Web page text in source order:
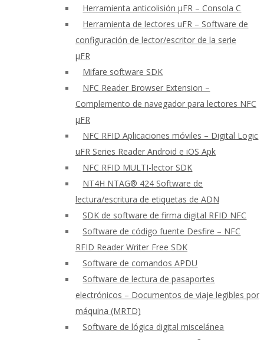
Herramienta anticolisión μFR – Consola C
Herramienta de lectores uFR – Software de
configuración de lector/escritor de la serie
μFR
Mifare software SDK
NFC Reader Browser Extension –
Complemento de navegador para lectores NFC
μFR
NFC RFID Aplicaciones móviles – Digital Logic
uFR Series Reader Android e iOS Apk
NFC RFID MULTI-lector SDK
NT4H NTAG® 424 Software de
lectura/escritura de etiquetas de ADN
SDK de software de firma digital RFID NFC
Software de código fuente Desfire – NFC
RFID Reader Writer Free SDK
Software de comandos APDU
Software de lectura de pasaportes
electrónicos – Documentos de viaje legibles por
máquina (MRTD)
Software de lógica digital miscelánea